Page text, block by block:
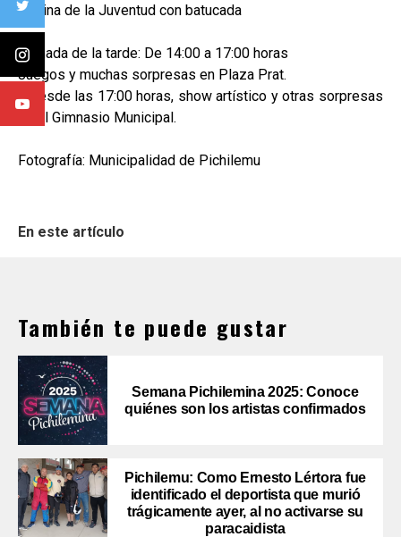
Oficina de la Juventud con batucada
Jornada de la tarde: De 14:00 a 17:00 horas
Juegos y muchas sorpresas en Plaza Prat.
Y desde las 17:00 horas, show artístico y otras sorpresas
en el Gimnasio Municipal.
Fotografía: Municipalidad de Pichilemu
En este artículo
También te puede gustar
Semana Pichilemina 2025: Conoce
quiénes son los artistas confirmados
Pichilemu: Como Ernesto Lértora fue
identificado el deportista que murió
trágicamente ayer, al no activarse su
paracaidista